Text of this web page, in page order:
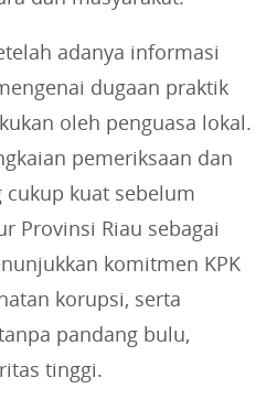
adanya informasi
dugaan praktik
oleh penguasa lokal.
pemeriksaan dan
kuat sebelum
Provinsi Riau sebagai
komitmen KPK
korupsi, serta
pandang bulu,
tinggi.